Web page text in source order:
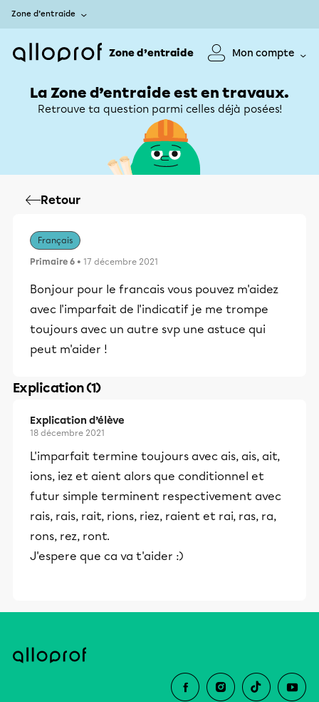
Zone d’entraide
Zone d’entraide Mon compte
La Zone d’entraide est en travaux.
Retrouve ta question parmi celles déjà posées!
Retour
Français
Primaire 6 • 17 décembre 2021
Bonjour pour le francais vous pouvez m'aidez
avec l'imparfait de l'indicatif je me trompe
toujours avec un autre svp une astuce qui
peut m'aider !
Explication (1)
Explication d’élève
18 décembre 2021
L'imparfait termine toujours avec ais, ais, ait,
ions, iez et aient alors que conditionnel et
futur simple terminent respectivement avec
rais, rais, rait, rions, riez, raient et rai, ras, ra,
rons, rez, ront.
J'espere que ca va t'aider :)